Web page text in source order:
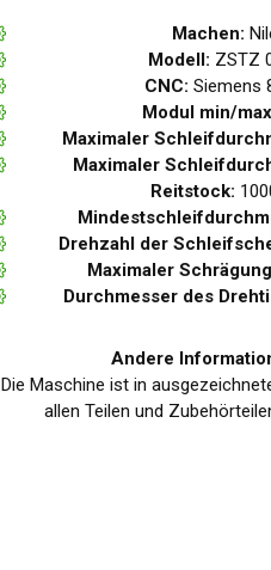
Machen:
Modell: ZSTZ
CNC: Siemens
Modul min/
Maximaler
Maximaler
Reitstock:
Drehzahl der
Maximaler
Durchmesser des
Andere
Die Maschine ist in
allen Teilen und